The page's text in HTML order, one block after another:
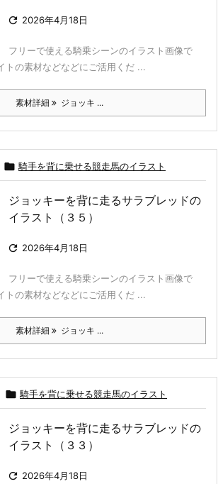
 2026年4月18日
フリーで使える騎乗シーンのイラスト画像で
トの素材などなどにご活用くだ ...
素材詳細 ジョッキ ...
 騎手を背に乗せる競走馬のイラスト
ジョッキーを背に走るサラブレッドの
イラスト（３５）
 2026年4月18日
フリーで使える騎乗シーンのイラスト画像で
トの素材などなどにご活用くだ ...
素材詳細 ジョッキ ...
 騎手を背に乗せる競走馬のイラスト
ジョッキーを背に走るサラブレッドの
イラスト（３３）
 2026年4月18日